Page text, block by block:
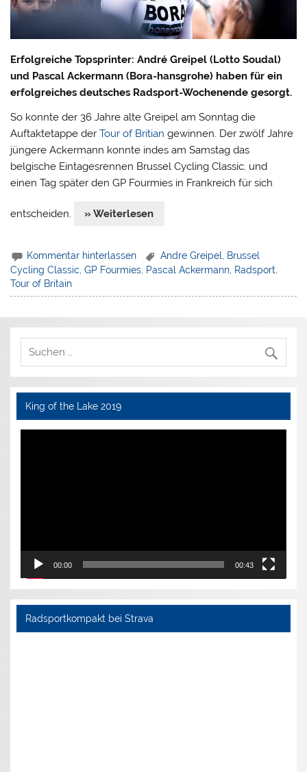
Erfolgreiche Topsprinter: André Greipel (Lotto Soudal)
und Pascal Ackermann (Bora-hansgrohe) haben für ein
erfolgreiches deutsches Radsport-Wochenende gesorgt.
So konnte der 36 Jahre alte Greipel am Sonntag die
Auftaktetappe derTour of Britian gewinnen. Der zwölf Jahre
jüngere Ackermann konnte indes am Samstag das
belgische Eintagesrennen Brussel Cycling Classic, und
einen Tag später den GP Fourmies in Frankreich für sich
entscheiden. » Weiterlesen
Kommentar hinterlassen Andre Greipel Brussel
Cycling Classic ,GP Fourmies Pascal Ackermann Radsport
Tour of Britain
King of the Lake 2019
Video-
00:00 00:43
Radsportkompakt bei Strava